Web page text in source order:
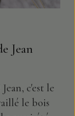
Jean
c'est le
le bois